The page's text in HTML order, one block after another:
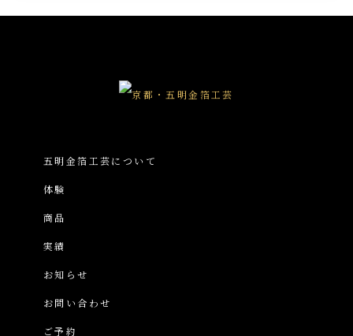
五明金箔工芸について
体験
商品
実績
お知らせ
お問い合わせ
ご予約